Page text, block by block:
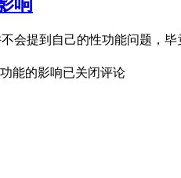
响
会提到自己的性功能问题，
能的影响已关闭评论